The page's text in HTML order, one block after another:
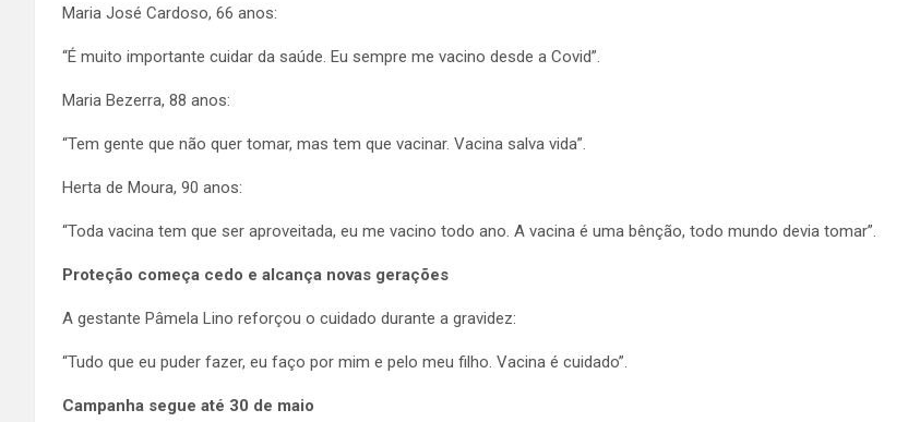
Maria José Cardoso, 66 anos:
“É muito importante cuidar da saúde. Eu sempre me vacino desde a Covid”.
Maria Bezerra, 88 anos:
“Tem gente que não quer tomar, mas tem que vacinar. Vacina salva vida”.
Herta de Moura, 90 anos:
“Toda vacina tem que ser aproveitada, eu me vacino todo ano. A vacina é uma bênção, todo mundo devia tomar”.
Proteção começa cedo e alcança novas gerações
A gestante Pâmela Lino reforçou o cuidado durante a gravidez:
“Tudo que eu puder fazer, eu faço por mim e pelo meu filho. Vacina é cuidado”.
Campanha segue até 30 de maio